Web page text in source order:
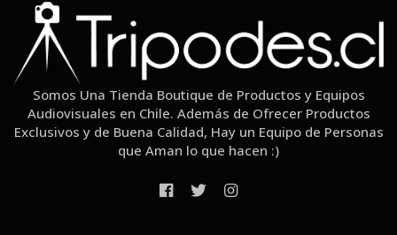
Somos Una Tienda Boutique de Productos y Equipos
Audiovisuales en Chile. Además de Ofrecer Productos
Exclusivos y de Buena Calidad, Hay un Equipo de Personas
que Aman lo que hacen :)